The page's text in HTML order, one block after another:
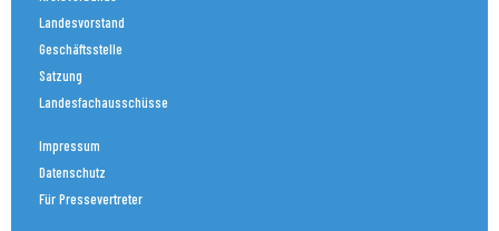
Landesvorstand
Geschäftsstelle
Satzung
Landesfachausschüsse
Impressum
Datenschutz
Für Pressevertreter